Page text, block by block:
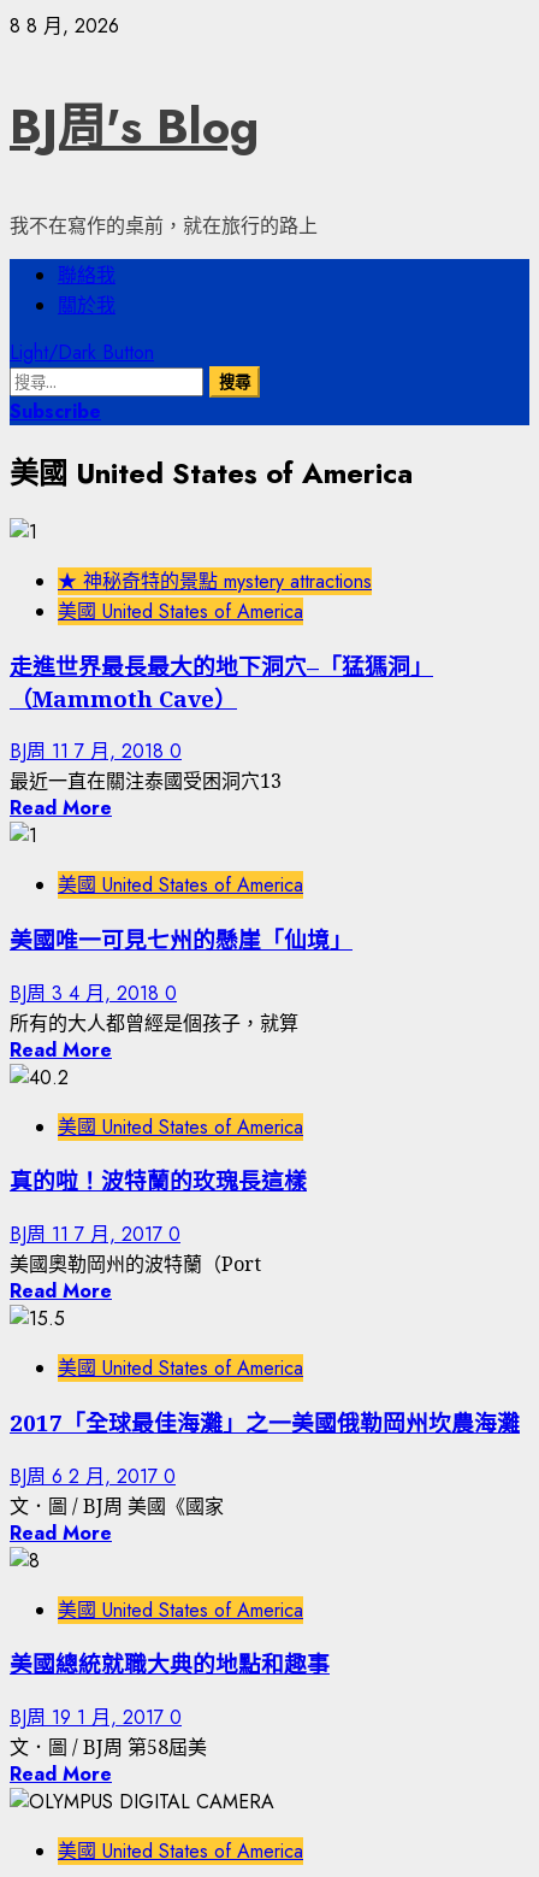
Skip
8 8 月, 2026
BJ周's Blog
我不在寫作的桌前，就在旅行的路上
Primary
Menu
聯絡我
關於我
Light/Dark Button
搜
尋
鍵
Subscribe
美國 United States of America
★ 神秘奇特的景點 mystery attractions
美國 United States of America
走進世界最長最大的地下洞穴–「猛獁洞」
（Mammoth Cave）
BJ周 11 7 月, 2018 0
最近一直在關注泰國受困洞穴13
Read More
美國 United States of America
美國唯一可見七州的懸崖「仙境」
BJ周 3 4 月, 2018 0
所有的大人都曾經是個孩子，就算
Read More
美國 United States of America
真的啦！波特蘭的玫瑰長這樣
BJ周 11 7 月, 2017 0
美國奧勒岡州的波特蘭（Port
Read More
美國 United States of America
2017「全球最佳海灘」之一美國俄勒岡州坎農海灘
BJ周 6 2 月, 2017 0
文．圖 / BJ周 美國《國家
Read More
美國 United States of America
美國總統就職大典的地點和趣事
BJ周 19 1 月, 2017 0
文．圖 / BJ周 第58屆美
Read More
美國 United States of America